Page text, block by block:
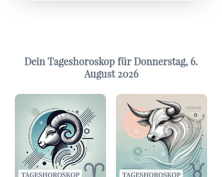
Dein Tageshoroskop für Donnerstag, 6.
August 2026